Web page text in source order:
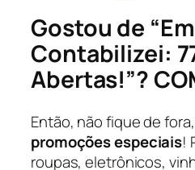
Gostou de
Contabilizei:
Abertas!”?
Então, não fique de
promoções especiais!
roupas, eletrônicos,